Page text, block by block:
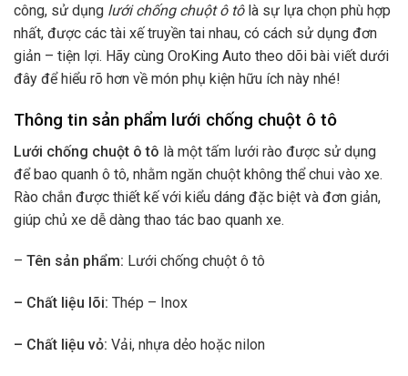
công, sử dụng lưới chống chuột ô tô là sự lựa chọn phù hợp
nhất, được các tài xế truyền tai nhau, có cách sử dụng đơn
giản – tiện lợi. Hãy cùng OroKing Auto theo dõi bài viết dưới
đây để hiểu rõ hơn về món phụ kiện hữu ích này nhé!
Thông tin sản phẩm lưới chống chuột ô tô
Lưới chống chuột ô tô là một tấm lưới rào được sử dụng
để bao quanh ô tô, nhằm ngăn chuột không thể chui vào xe.
Rào chắn được thiết kế với kiểu dáng đặc biệt và đơn giản,
giúp chủ xe dễ dàng thao tác bao quanh xe.
– Tên sản phẩm: Lưới chống chuột ô tô
– Chất liệu lõi: Thép – Inox
– Chất liệu vỏ: Vải, nhựa dẻo hoặc nilon